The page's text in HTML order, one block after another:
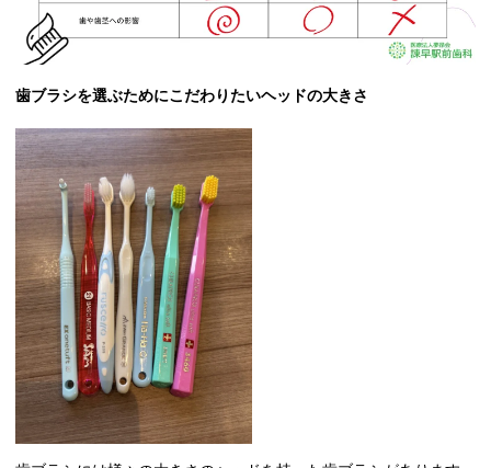
歯ブラシを選ぶためにこだわりたいヘッドの大きさ